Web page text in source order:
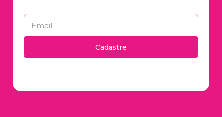
Cadastre